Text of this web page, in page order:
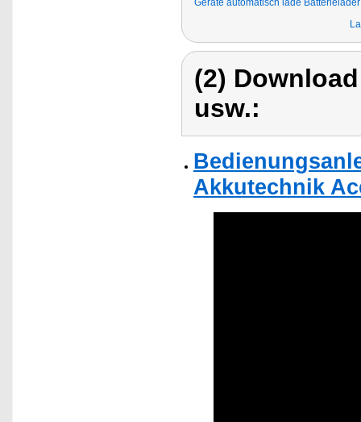
Geräte automatisch lade Batterielader
(2)
usw.:
Akkutechnik